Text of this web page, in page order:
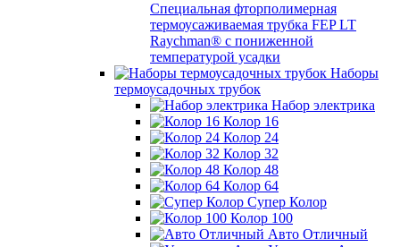
Специальная фторполимерная
термоусаживаемая трубка FEP LT
Raychman® с пониженной
температурой усадки
Наборы
термоусадочных трубок
Набор электрика
Колор 16
Колор 24
Колор 32
Колор 48
Колор 64
Супер Колор
Колор 100
Авто Отличный